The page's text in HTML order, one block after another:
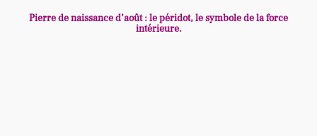
Pierre de naissance d’août : le péridot, le symbole de la force
intérieure.